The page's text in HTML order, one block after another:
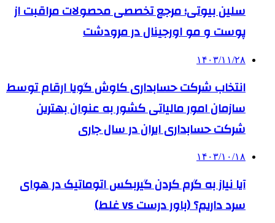
سلین بیوتی؛ مرجع تخصصی محصولات مراقبت از
پوست و مو اورجینال در مرودشت
۱۴۰۳/۱۱/۲۸
انتخاب شرکت حسابداری کاوش گویا ارقام توسط
سازمان امور مالیاتی کشور به عنوان بهترین
شرکت حسابداری ایران در سال جاری
۱۴۰۳/۱۰/۱۸
آیا نیاز به گرم کردن گیربکس اتوماتیک در هوای
سرد داریم؟ (باور درست vs غلط)